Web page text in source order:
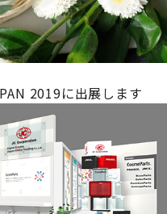
2019に出展します